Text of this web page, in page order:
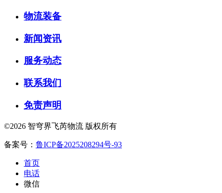
物流装备
新闻资讯
服务动态
联系我们
免责声明
©2026 智穹界飞芮物流 版权所有
备案号： 鲁ICP备2025208294号-93
首页
电话
微信